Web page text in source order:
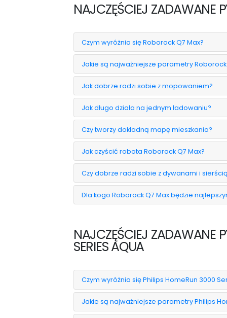
NAJCZĘŚCIEJ ZADAWANE
Czym wyróżnia się Roborock Q7 Max?
Jakie są najważniejsze parametry Roborock
Jak dobrze radzi sobie z mopowaniem?
Jak długo działa na jednym ładowaniu?
Czy tworzy dokładną mapę mieszkania?
Jak czyścić robota Roborock Q7 Max?
Czy dobrze radzi sobie z dywanami i
Dla kogo Roborock Q7 Max będzie
NAJCZĘŚCIEJ ZADAWANE
SERIES AQUA
Czym wyróżnia się Philips HomeRun 3000
Jakie są najważniejsze parametry Philips